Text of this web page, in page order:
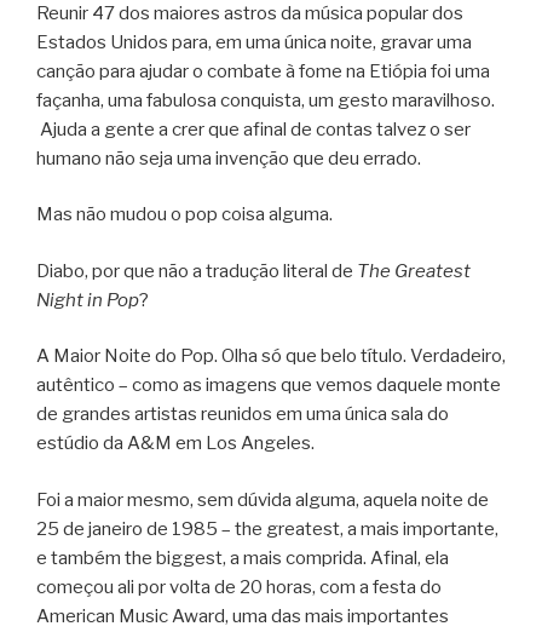
Reunir 47 dos maiores astros da música popular dos
Estados Unidos para, em uma única noite, gravar uma
canção para ajudar o combate à fome na Etiópia foi uma
façanha, uma fabulosa conquista, um gesto maravilhoso.
Ajuda a gente a crer que afinal de contas talvez o ser
humano não seja uma invenção que deu errado.
Mas não mudou o pop coisa alguma.
Diabo, por que não a tradução literal de The Greatest
Night in Pop?
A Maior Noite do Pop. Olha só que belo título. Verdadeiro,
autêntico – como as imagens que vemos daquele monte
de grandes artistas reunidos em uma única sala do
estúdio da A&M em Los Angeles.
Foi a maior mesmo, sem dúvida alguma, aquela noite de
25 de janeiro de 1985 – the greatest, a mais importante,
e também the biggest, a mais comprida. Afinal, ela
começou ali por volta de 20 horas, com a festa do
American Music Award, uma das mais importantes